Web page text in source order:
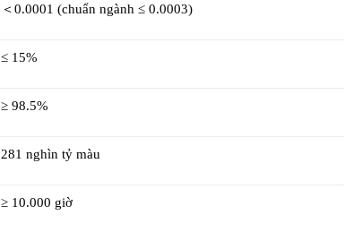
＜0.0001 (chuẩn ngành ≤ 0.0003)
≤ 15%
≥ 98.5%
281 nghìn tỷ màu
≥ 10.000 giờ